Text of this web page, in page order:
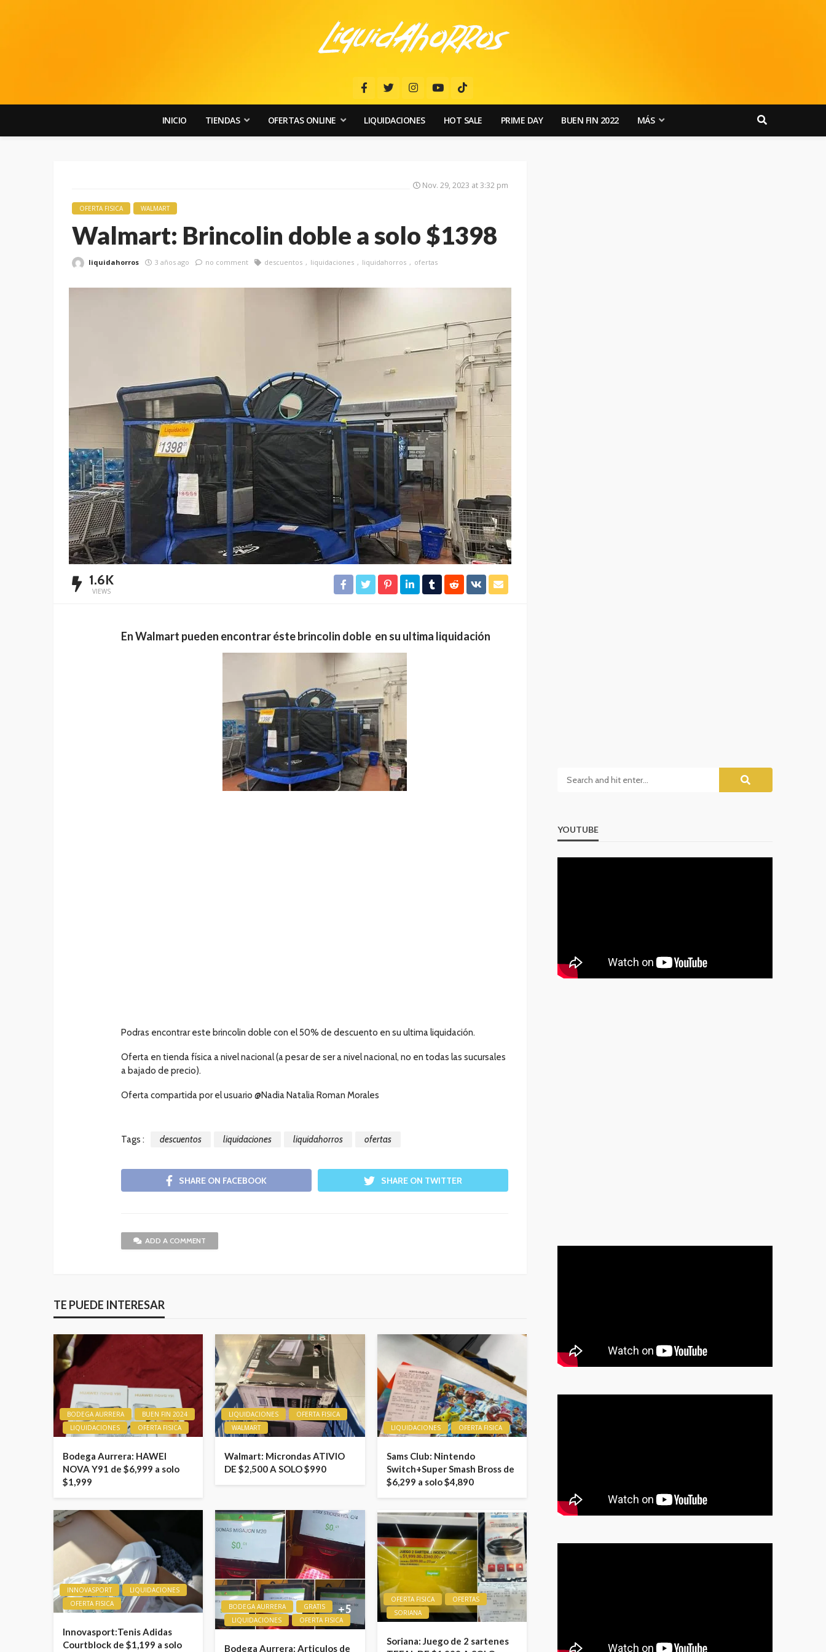
INICIO TIENDAS OFERTAS ONLINE LIQUIDACIONES HOT SALE PRIME DAY BUEN FIN 2022 MÁS
Nov. 29, 2023 at 3:32 pm
OFERTA FISICA WALMART
Walmart: Brincolin doble a solo $1398
liquidahorros 3 años ago no comment descuentos liquidaciones liquidahorros ofertas
1.6K
VIEWS
En Walmart pueden encontrar éste brincolin doble en su ultima liquidación
Podras encontrar este brincolin doble con el 50% de descuento en su ultima liquidación.
Oferta en tienda física a nivel nacional (a pesar de ser a nivel nacional, no en todas las sucursales
a bajado de precio).
Oferta compartida por el usuario @Nadia Natalia Roman Morales
Tags : descuentos liquidaciones liquidahorros ofertas
SHARE ON FACEBOOK SHARE ON TWITTER
ADD A COMMENT
TE PUEDE INTERESAR
BODEGA AURRERA
BUEN FIN 2024
LIQUIDACIONES
OFERTA FISICA
Bodega Aurrera: HAWEI
NOVA Y91 de $6,999 a solo
$1,999
LIQUIDACIONES
OFERTA FISICA
WALMART
Walmart: Microndas ATIVIO
DE $2,500 A SOLO $990
LIQUIDACIONES OFERTA FISICA
Sams Club: Nintendo
Switch+Super Smash Bross de
$6,299 a solo $4,890
INNOVASPORT
LIQUIDACIONES
OFERTA FISICA
Innovasport:Tenis Adidas
Courtblock de $1,199 a solo
BODEGA AURRERA
GRATIS
LIQUIDACIONES
OFERTA FISICA
Bodega Aurrera: Articulos de
OFERTA FISICA
OFERTAS
SORIANA
Soriana: Juego de 2 sartenes
YOUTUBE